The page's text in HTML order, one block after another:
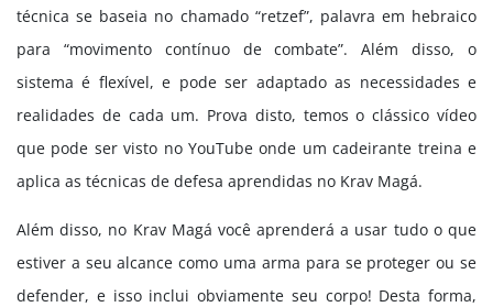
técnica se baseia no chamado “retzef”, palavra em hebraico
para “movimento contínuo de combate”. Além disso, o
sistema é flexível, e pode ser adaptado as necessidades e
realidades de cada um. Prova disto, temos o clássico vídeo
que pode ser visto no YouTube onde um cadeirante treina e
aplica as técnicas de defesa aprendidas no Krav Magá.
Além disso, no Krav Magá você aprenderá a usar tudo o que
estiver a seu alcance como uma arma para se proteger ou se
defender, e isso inclui obviamente seu corpo! Desta forma,